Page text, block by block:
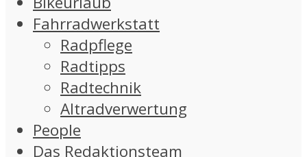
Fahrradwerkstatt
Radpflege
Radtipps
Radtechnik
Altradverwertung
People
Das Redaktionsteam